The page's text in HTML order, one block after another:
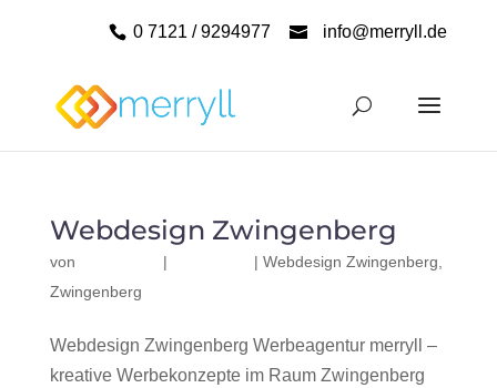
0 7121 / 9294977 info@merryll.de
Webdesign Zwingenberg
von | | Webdesign Zwingenberg
Zwingenberg
Webdesign Zwingenberg Werbeagentur merryll –
kreative Werbekonzepte im Raum Zwingenberg